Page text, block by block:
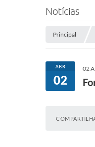
Notícias
Principal
ABR
02
02